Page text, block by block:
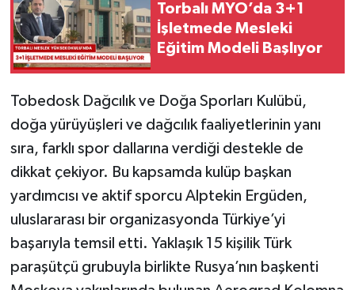
Torbalı MYO’da 3+1
İşletmede Mesleki
Eğitim Modeli Başlıyor
Tobedosk Dağcılık ve Doğa Sporları Kulübü,
doğa yürüyüşleri ve dağcılık faaliyetlerinin yanı
sıra, farklı spor dallarına verdiği destekle de
dikkat çekiyor. Bu kapsamda kulüp başkan
yardımcısı ve aktif sporcu Alptekin Ergüden,
uluslararası bir organizasyonda Türkiye’yi
başarıyla temsil etti. Yaklaşık 15 kişilik Türk
paraşütçü grubuyla birlikte Rusya’nın başkenti